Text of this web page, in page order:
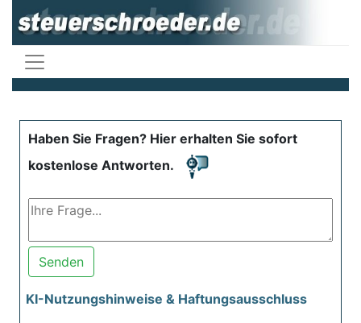
Haben Sie Fragen? Hier erhalten Sie sofort
kostenlose Antworten.
Senden
KI-Nutzungshinweise & Haftungsausschluss